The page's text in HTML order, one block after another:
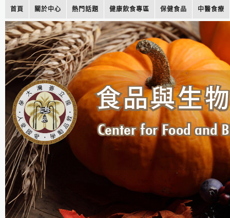
首頁 關於中心 熱門話題 健康飲食專區 保健食品 中醫食療